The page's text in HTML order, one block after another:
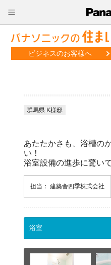
ビジネスのお客様へ
群馬県 K様邸
あたたかさも、浴槽の
い！
浴室設備の進歩に驚い
担当： 建築舎四季株式会社